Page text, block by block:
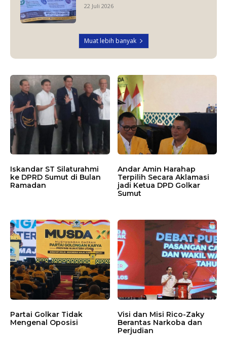
22 Juli 2026
Muat lebih banyak
Iskandar ST Silaturahmi
ke DPRD Sumut di Bulan
Ramadan
Andar Amin Harahap
Terpilih Secara Aklamasi
jadi Ketua DPD Golkar
Sumut
Partai Golkar Tidak
Mengenal Oposisi
Visi dan Misi Rico-Zaky
Berantas Narkoba dan
Perjudian